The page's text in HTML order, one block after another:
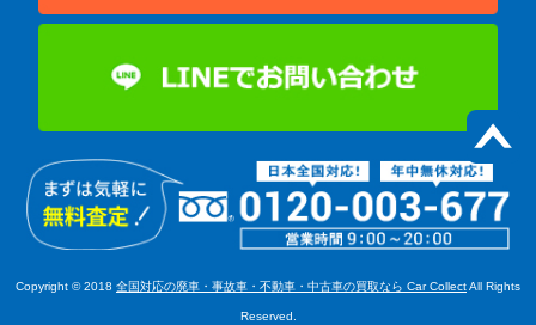
Copyright © 2018 全国対応の廃車・事故車・不動車・中古車の買取なら Car CollectAll Rights
Reserved.